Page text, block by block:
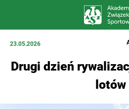
23.05.2026
Drugi dzień
lotów